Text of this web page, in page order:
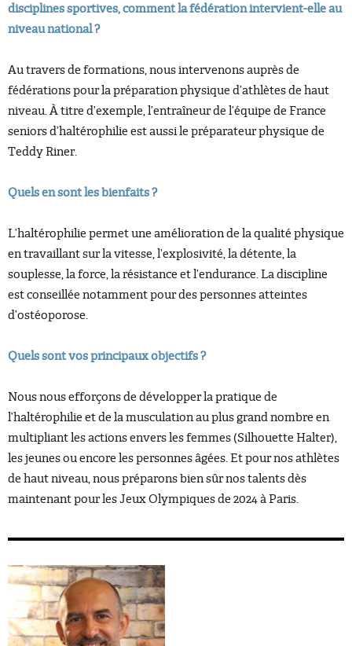
disciplines sportives, comment la fédération intervient-elle au
niveau national ?
Au travers de formations, nous intervenons auprès de
fédérations pour la préparation physique d’athlètes de haut
niveau. À titre d’exemple, l’entraîneur de l’équipe de France
seniors d’haltérophilie est aussi le préparateur physique de
Teddy Riner.
Quels en sont les bienfaits ?
L’haltérophilie permet une amélioration de la qualité physique
en travaillant sur la vitesse, l’explosivité, la détente, la
souplesse, la force, la résistance et l’endurance. La discipline
est conseillée notamment pour des personnes atteintes
d’ostéoporose.
Quels sont vos principaux objectifs ?
Nous nous efforçons de développer la pratique de
l’haltérophilie et de la musculation au plus grand nombre en
multipliant les actions envers les femmes (Silhouette Halter),
les jeunes ou encore les personnes âgées. Et pour nos athlètes
de haut niveau, nous préparons bien sûr nos talents dès
maintenant pour les Jeux Olympiques de 2024 à Paris.